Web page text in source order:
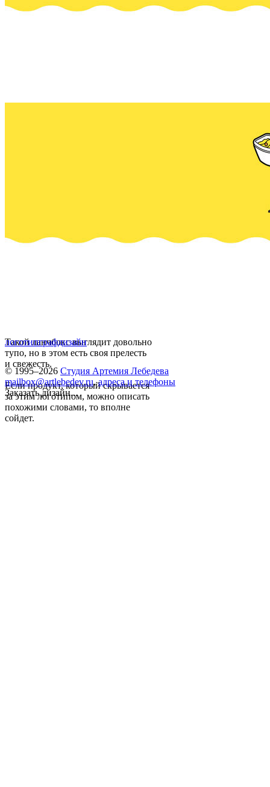
Такой ланчбокс выглядит довольно
тупо, но в этом есть своя прелесть
и свежесть.
Если продукт, который скрывается
за этим логотипом, можно описать
похожими словами, то вполне
сойдет.
логотипграфдизайн
© 1995–2026 Студия Артемия Лебедева
mailbox@artlebedev.ru, адреса и телефоны
Заказать дизайн...